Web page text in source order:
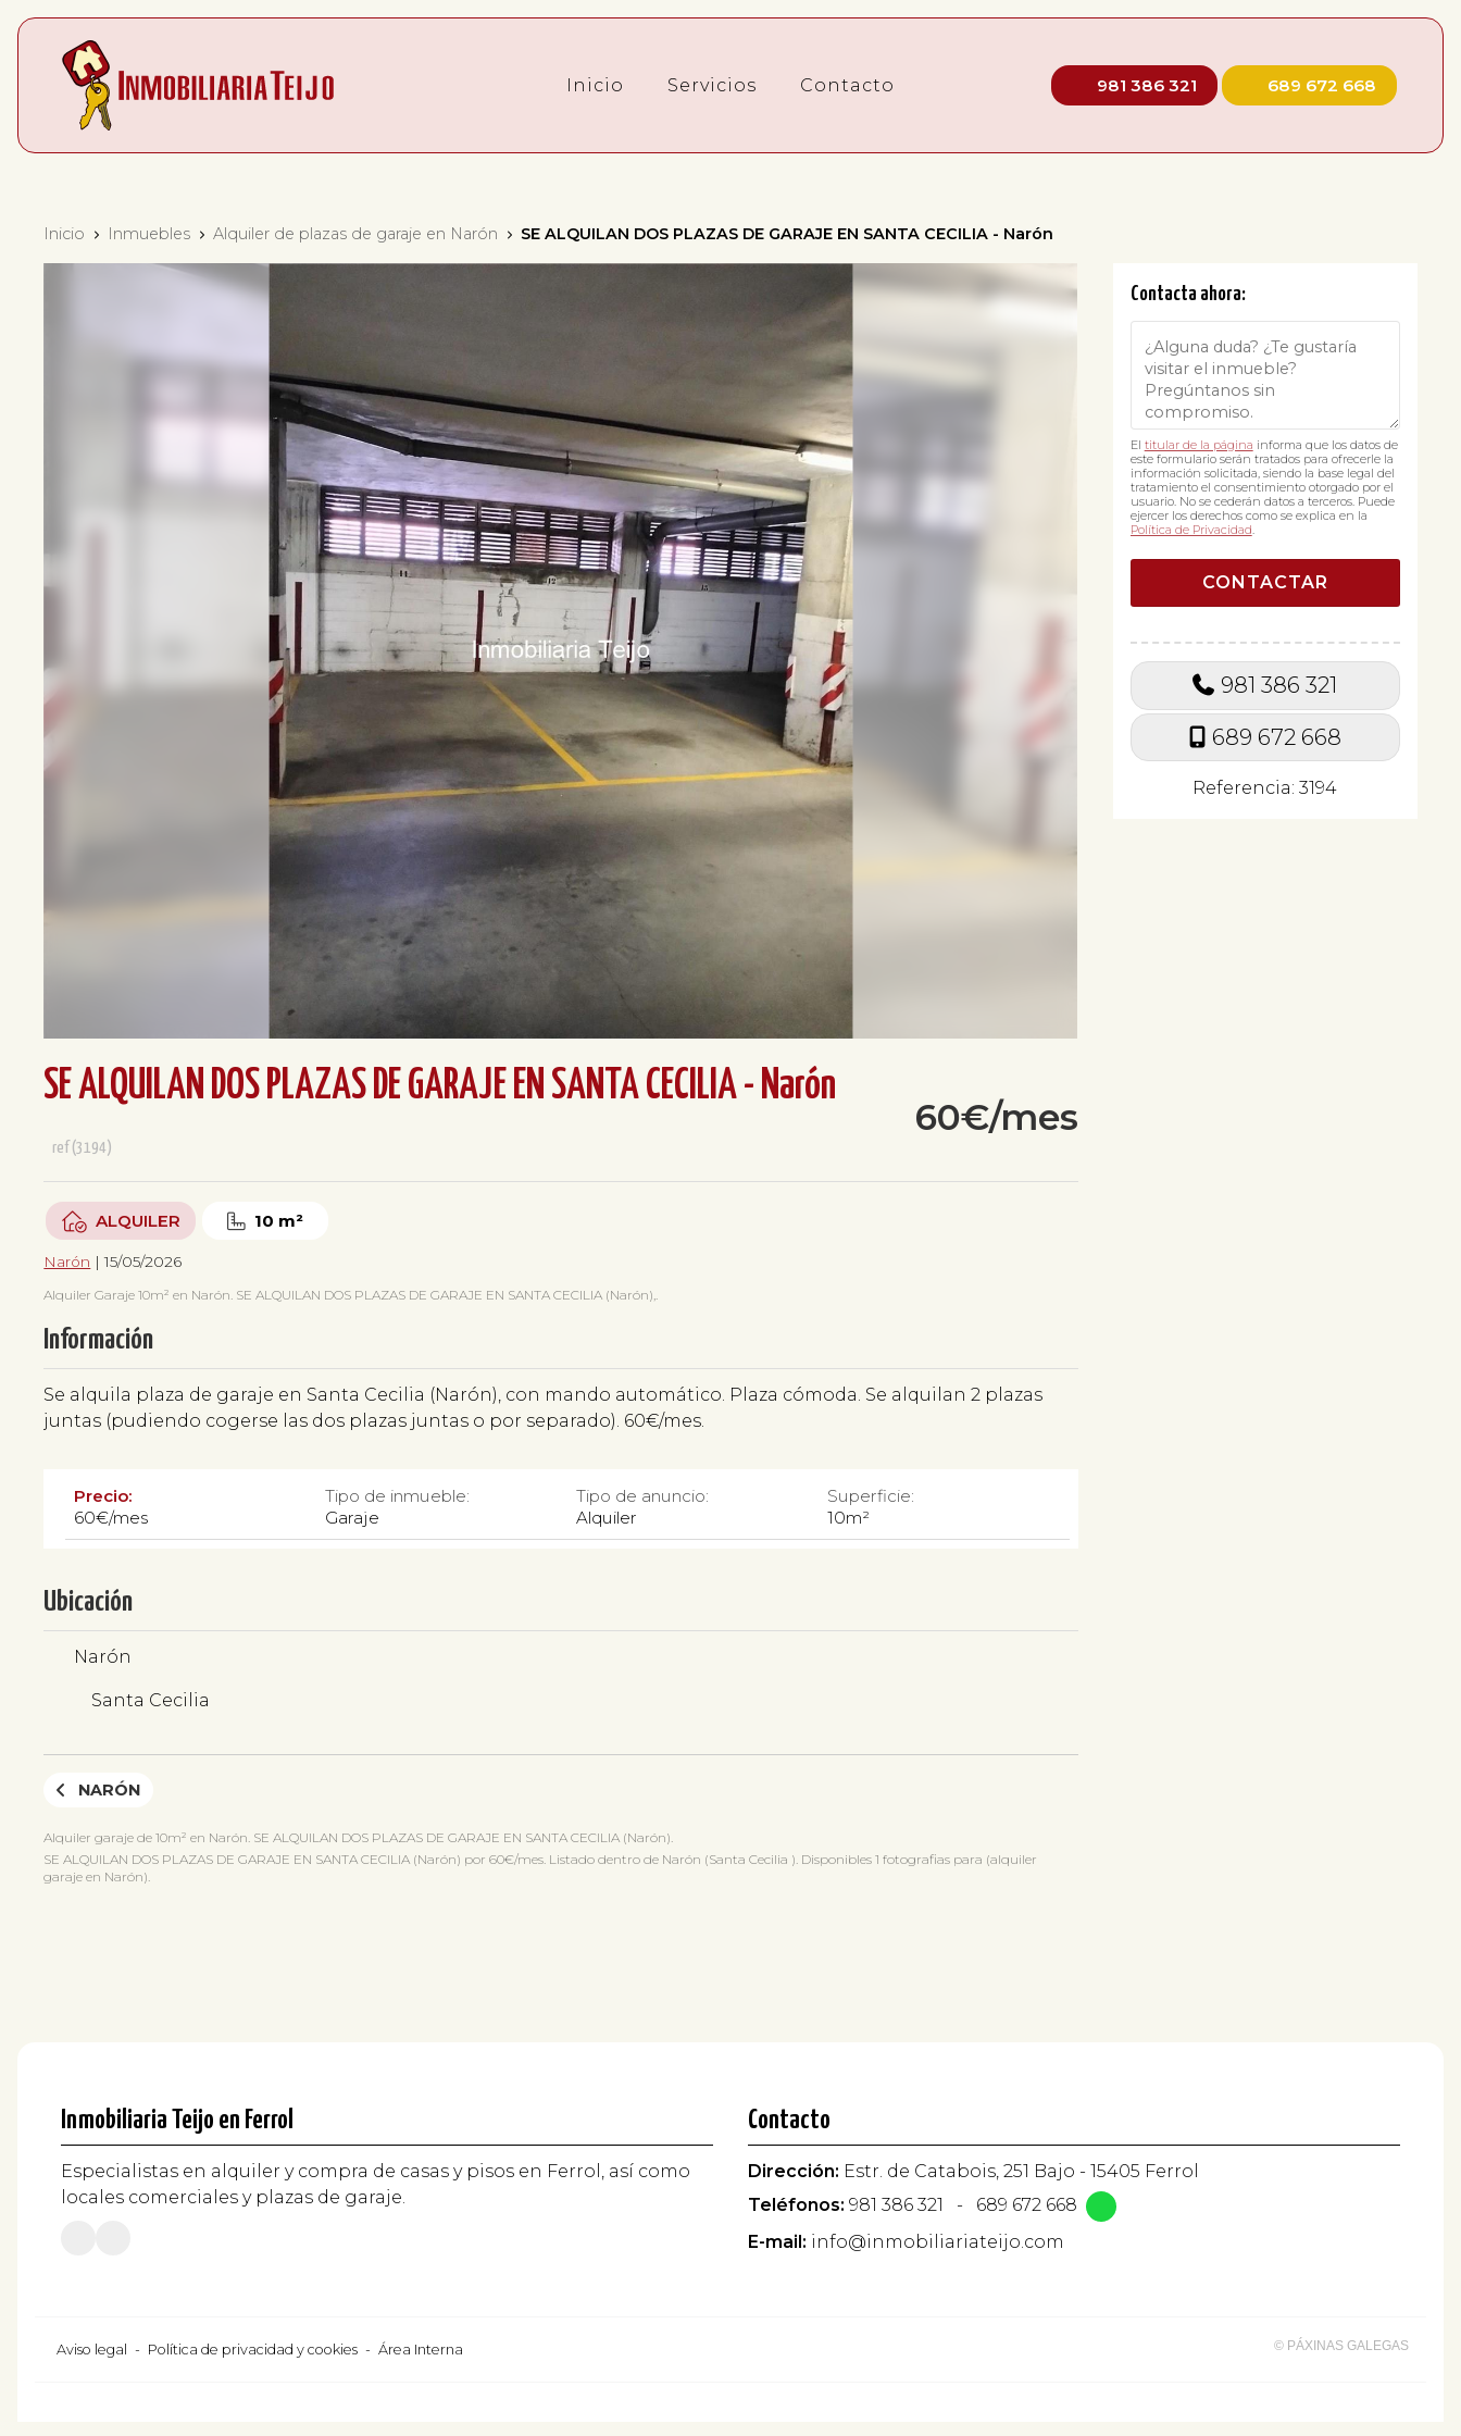
Inicio Servicios Contacto 981 386 321 689 672 668
Inicio Inmuebles Alquiler de plazas de garaje en Narón SE ALQUILAN DOS PLAZAS DE GARAJE EN SANTA CECILIA - Narón
Contacta ahora:
El titular de la página informa que los datos de
este formulario serán tratados para ofrecerle la
información solicitada, siendo la base legal del
tratamiento el consentimiento otorgado por el
usuario. No se cederán datos a terceros. Puede
ejercer los derechos como se explica en la
Política de Privacidad.
981 386 321
689 672 668
Referencia: 3194
SE ALQUILAN DOS PLAZAS DE GARAJE EN SANTA CECILIA - Narón
ref(3194)
60€/mes
ALQUILER 10 m²
Narón | 15/05/2026
Alquiler Garaje 10m² en Narón. SE ALQUILAN DOS PLAZAS DE GARAJE EN SANTA CECILIA (Narón),.
Información
Se alquila plaza de garaje en Santa Cecilia (Narón), con mando automático. Plaza cómoda. Se alquilan 2 plazas
juntas (pudiendo cogerse las dos plazas juntas o por separado). 60€/mes.
Precio:
60€/mes
Tipo de inmueble:
Garaje
Tipo de anuncio:
Alquiler
Superficie:
10m²
Ubicación
Narón
Santa Cecilia
NARÓN
Alquiler garaje de 10m² en Narón. SE ALQUILAN DOS PLAZAS DE GARAJE EN SANTA CECILIA (Narón).
SE ALQUILAN DOS PLAZAS DE GARAJE EN SANTA CECILIA (Narón) por 60€/mes. Listado dentro de Narón (Santa Cecilia ). Disponibles 1 fotografias para (alquiler
garaje en Narón).
Inmobiliaria Teijo en Ferrol
Especialistas en alquiler y compra de casas y pisos en Ferrol, así como
locales comerciales y plazas de garaje.
Contacto
Dirección: Estr. de Catabois, 251 Bajo - 15405 Ferrol
Teléfonos: 981 386 321 -
689 672 668
E-mail: info@inmobiliariateijo.com
Aviso legal - Política de privacidad y cookies - Área Interna © PÁXINAS GALEGAS